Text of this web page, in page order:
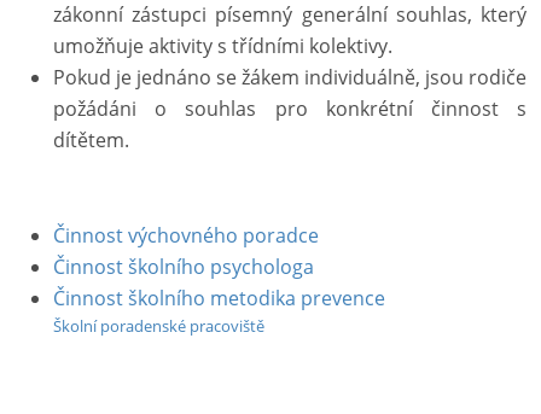
zákonní zástupci písemný generální souhlas, který
umožňuje aktivity s třídními kolektivy.
Pokud je jednáno se žákem individuálně, jsou rodiče
požádáni o souhlas pro konkrétní činnost s
dítětem.
Činnost výchovného poradce
Činnost školního psychologa
Činnost školního metodika prevence
Školní poradenské pracoviště